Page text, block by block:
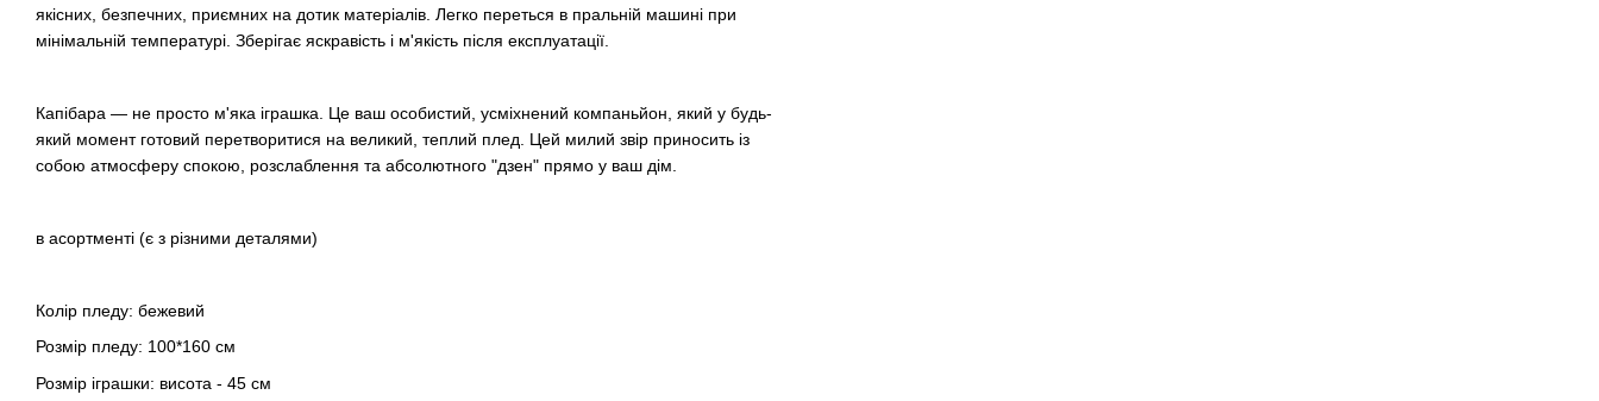
якісних, безпечних, приємних на дотик матеріалів. Легко переться в пральній машині при
мінімальній температурі. Зберігає яскравість і м'якість після експлуатації.
Капібара — не просто м'яка іграшка. Це ваш особистий, усміхнений компаньйон, який у будь-
який момент готовий перетворитися на великий, теплий плед. Цей милий звір приносить із
собою атмосферу спокою, розслаблення та абсолютного "дзен" прямо у ваш дім.
в асортменті (є з різними деталями)
Колір пледу: бежевий
Розмір пледу: 100*160 см
Розмір іграшки: висота - 45 см